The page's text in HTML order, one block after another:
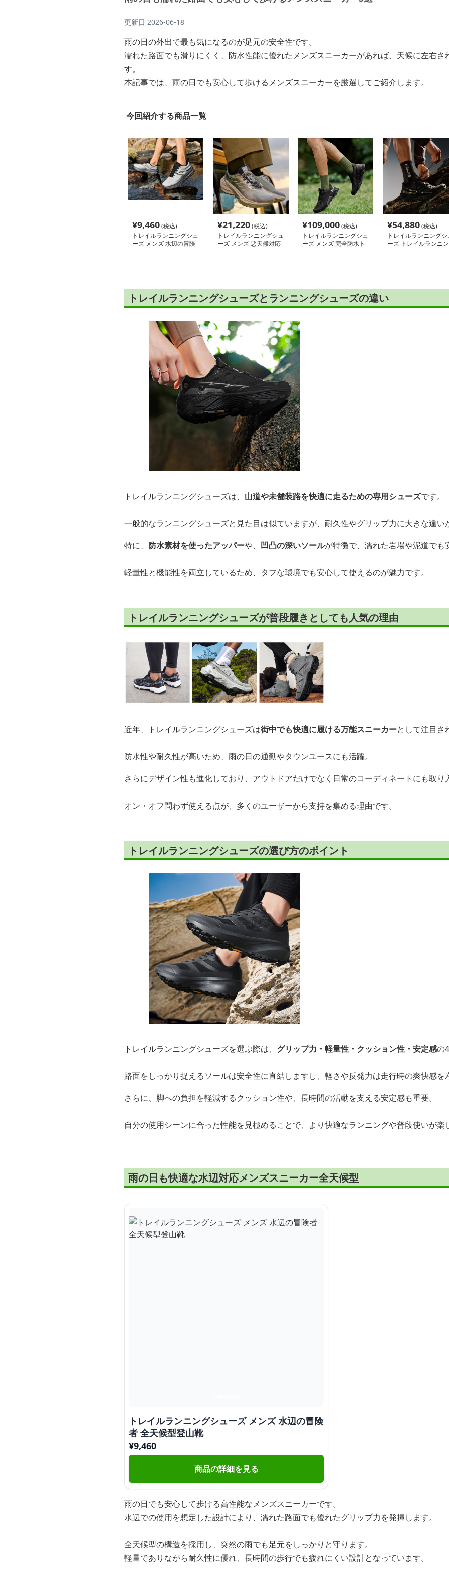
更新日 2026-06-18
雨の日の外出で最も気になるのが足元の安全性です。
濡れた路面でも滑りにくく、防水性能に優れたメンズスニーカーがあれば、天候に左右さ
す。
本記事では、雨の日でも安心して歩けるメンズスニーカーを厳選してご紹介します。
今回紹介する商品一覧
¥9,460(税込)
トレイルランニングシュ
ーズ メンズ 水辺の冒険
¥21,220(税込)
トレイルランニングシュ
ーズ メンズ 悪天候対応
¥109,000(税込)
トレイルランニングシュ
ーズ メンズ 完全防水ト
¥54,880(税込)
トレイルランニングシ
ーズ トレイルランニン
トレイルランニングシューズとランニングシューズの違い
トレイルランニングシューズは、 山道や未舗装路を快適に走るための専用シューズです。
一般的なランニングシューズと見た目は似ていますが、耐久性やグリップ力に大きな違い
特に、 防水素材を使ったアッパーや、 凹凸の深いソールが特徴で、濡れた岩場や泥道でも
軽量性と機能性を両立しているため、タフな環境でも安心して使えるのが魅力です。
トレイルランニングシューズが普段履きとしても人気の理由
近年、トレイルランニングシューズは街中でも快適に履ける万能スニーカーとして注目さ
防水性や耐久性が高いため、雨の日の通勤やタウンユースにも活躍。
さらにデザイン性も進化しており、アウトドアだけでなく日常のコーディネートにも取り
オン・オフ問わず使える点が、多くのユーザーから支持を集める理由です。
トレイルランニングシューズの選び方のポイント
トレイルランニングシューズを選ぶ際は、 グリップ力・軽量性・クッション性・安定感の
路面をしっかり捉えるソールは安全性に直結しますし、軽さや反発力は走行時の爽快感を
さらに、脚への負担を軽減するクッション性や、長時間の活動を支える安定感も重要。
自分の使用シーンに合った性能を見極めることで、より快適なランニングや普段使いが楽
雨の日も快適な水辺対応メンズスニーカー全天候型
トレイルランニングシューズ メンズ 水辺の冒険
者 全天候型登山靴
¥9,460
商品の詳細を見る
雨の日でも安心して歩ける高性能なメンズスニーカーです。
水辺での使用を想定した設計により、濡れた路面でも優れたグリップ力を発揮します。
全天候型の構造を採用し、突然の雨でも足元をしっかりと守ります。
軽量でありながら耐久性に優れ、長時間の歩行でも疲れにくい設計となっています。